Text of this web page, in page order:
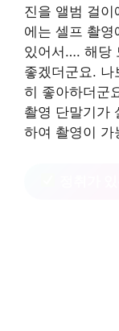
진을 앨범 걸
에는 셀프 촬영
있어서…. 해당
좋겠더군요.
히 좋아하더군
촬영 단말기가
하여 촬영이 가